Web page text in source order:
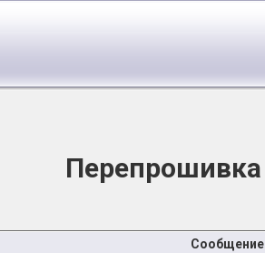
Перепрошивка
Сообщение